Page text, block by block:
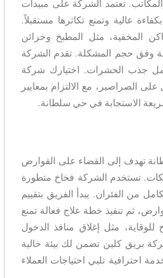
تعتمد الشركة على مبيدات
عالية وتمنع تكاثرها مستقبلاً.
المخفية، مثل المطبخ وخزائن
وفق حجم المشكلة. تقدم الشركة
جذب الحشرات. اختيارك شركة
الصراصير، مع الالتزام بمعايير
الاستجابة في حي سلطانة.
تهدف إلى القضاء على القوارض
تستخدم الشركة فخاخ متطورة
من الفئران. يبدأ الفريق بتقييم
ثم تنفيذ خطة علاج فعالة تمنع
مثل إغلاق منافذ الدخول
بريق كلين تضمن لك بيئة خالية
احترافية تلبي احتياجات العملاء